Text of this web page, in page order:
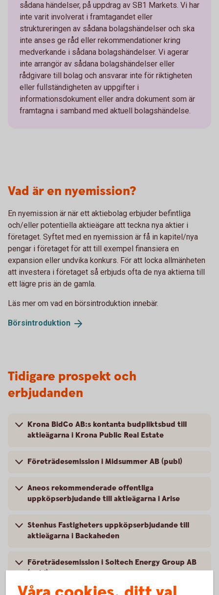
sådana händelser, på uppdrag av SB1 Markets. Vi har
inte varit involverat i framtagandet eller
struktureringen av sådana bolagshändelser och ska
inte anses ge råd eller rekommendationer kring
medverkande i sådana bolagshändelser. Vi agerar
inte arrangör av sådana bolagshändelser eller
rådgivare till bolag och ansvarar inte för riktigheten
eller fullständigheten av uppgifter i
informationsdokument eller andra dokument som är
framtagna i samband med aktuell bolagshändelse.
Vad är en nyemission?
En nyemission är när ett aktiebolag erbjuder befintliga
och/eller potentiella aktieägare att teckna nya aktier i
företaget. Syftet med en nyemission är få in kapitel/nya
pengar i företaget för att till exempel finansiera en
expansion eller undvika konkurs. För att locka allmänheten
att investera i företaget så erbjuds ofta de nya aktierna till
ett lägre pris än de gamla.
Läs mer om vad en börsintroduktion innebär.
Börsintroduktion
Tidigare prospekt och
erbjudanden
Krona BidCo AB:s kontanta budpliktsbud till
aktieägarna i Krona Public Real Estate
Företrädesemission i Midsummer AB (publ)
Aneos rekommenderade offentliga
uppköpserbjudande till aktieägarna i Arise
Stenhus Fastigheters uppköpserbjudande till
aktieägarna i Backaheden
Företrädesemission i Soltech Energy Group AB
(publ)